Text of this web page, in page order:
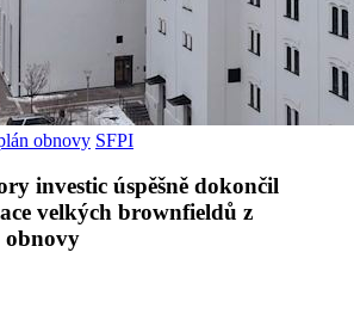
obnovy SFPI
investic úspěšně dokončil
velkých brownfieldů z